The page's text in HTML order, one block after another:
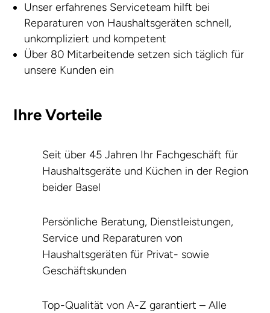
Unser erfahrenes Serviceteam hilft bei
Reparaturen von Haushaltsgeräten schnell,
unkompliziert und kompetent
Über 80 Mitarbeitende setzen sich täglich für
unsere Kunden ein
Ihre Vorteile
Seit über 45 Jahren Ihr Fachgeschäft für
Haushaltsgeräte und Küchen in der Region
beider Basel
Persönliche Beratung, Dienstleistungen,
Service und Reparaturen von
Haushaltsgeräten für Privat- sowie
Geschäftskunden
Top-Qualität von A-Z garantiert – Alle